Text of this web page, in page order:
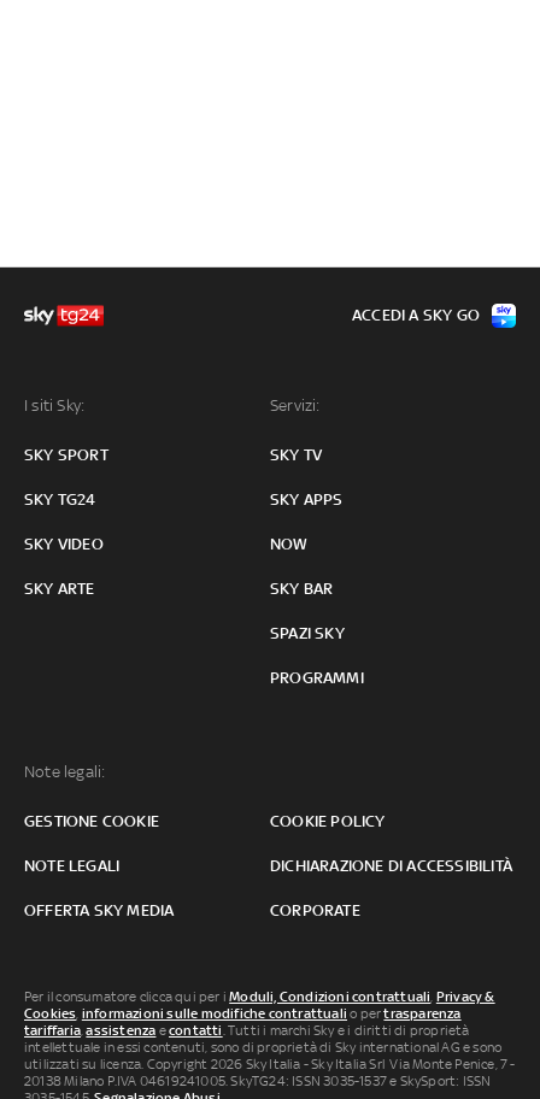
I siti Sky:
SKY SPORT
SKY TG24
SKY VIDEO
SKY ARTE
Servizi:
SKY TV
SKY APPS
NOW
SKY BAR
SPAZI SKY
PROGRAMMI
Note legali:
GESTIONE COOKIE COOKIE POLICY
NOTE LEGALI DICHIARAZIONE DI ACCESSIBILITÀ
OFFERTA SKY MEDIA CORPORATE
ACCEDI A SKY GO
Per il consumatore clicca qui per iModuli, Condizioni contrattuali, Privacy &
Cookies, informazioni sulle modifiche contrattuali o pertrasparenza
tariffaria,assistenza econtatti. Tutti i marchi Sky e i diritti di proprietà
intellettuale in essi contenuti, sono di proprietà di Sky international AG e sono
utilizzati su licenza. Copyright 2026 Sky Italia - Sky Italia Srl Via Monte Penice, 7 -
20138 Milano P.IVA 04619241005. SkyTG24: ISSN 3035-1537 e SkySport: ISSN